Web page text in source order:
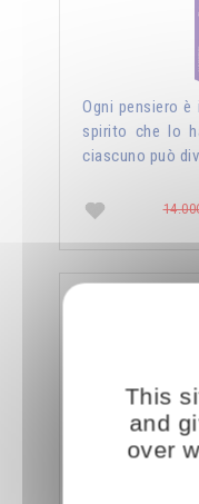
Ogni pensiero
spirito che lo
ciascuno può
La
This
and
over